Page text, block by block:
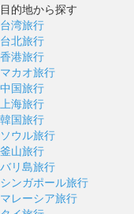
目的地から探す
台湾旅行
台北旅行
香港旅行
マカオ旅行
中国旅行
上海旅行
韓国旅行
ソウル旅行
釜山旅行
バリ島旅行
シンガポール旅行
マレーシア旅行